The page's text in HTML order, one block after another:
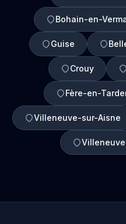
Bohain-en-
Guise
Crouy
Fère-en-
Villeneuve-sur-Aisne